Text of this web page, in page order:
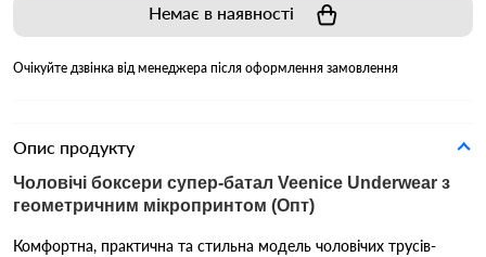
Немає в наявності
Очікуйте дзвінка від менеджера після оформлення замовлення
Опис продукту
Чоловічі боксери супер-батал Veenice Underwear з
геометричним мікропринтом (Опт)
Комфортна, практична та стильна модель чоловічих трусів-